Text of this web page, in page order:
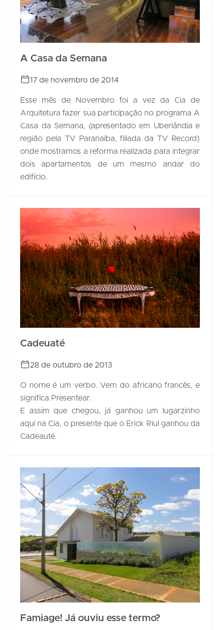
A Casa da Semana
17 de novembro de 2014
Esse mês de Novembro foi a vez da Cia de
Arquitetura fazer sua participação no programa A
Casa da Semana, (apresentado em Uberlândia e
região pela TV Paranaíba, filiada da TV Record)
onde mostramos a reforma realizada para integrar
dois apartamentos de um mesmo andar do
edifício.
Cadeuaté
28 de outubro de 2013
O nome é um verbo. Vem do africano francês, e
significa Presentear.
E assim que chegou, já ganhou um lugarzinho
aqui na Cia, o presente que o Erick Riul ganhou da
Cadeauté.
Famiage! Já ouviu esse termo?